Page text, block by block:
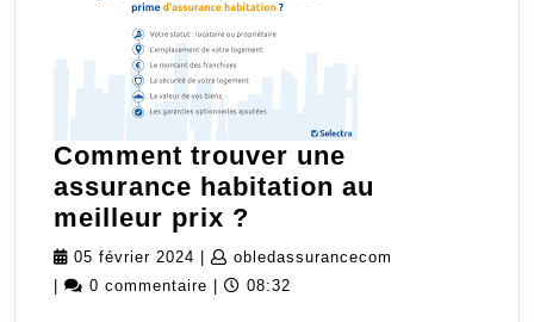
Comment trouver une
assurance habitation au
meilleur prix ?
trouver
une
05 février 2024 05
février
obledassurancecom
0 commentaire 08:32